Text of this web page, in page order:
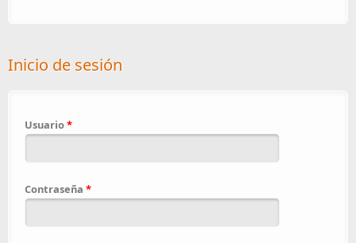
Inicio de sesión
Usuario*
Contraseña *